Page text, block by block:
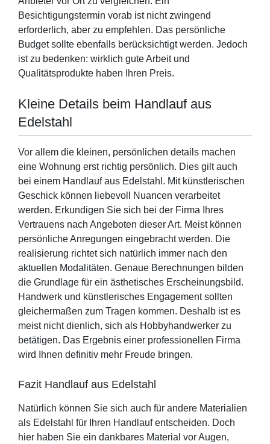
Besichtigungstermin vorab ist nicht zwingend
erforderlich, aber zu empfehlen. Das persönliche
Budget sollte ebenfalls berücksichtigt werden. Jedoch
ist zu bedenken: wirklich gute Arbeit und
Qualitätsprodukte haben Ihren Preis.
Kleine Details beim Handlauf aus
Edelstahl
Vor allem die kleinen, persönlichen details machen
eine Wohnung erst richtig persönlich. Dies gilt auch
bei einem Handlauf aus Edelstahl. Mit künstlerischen
Geschick können liebevoll Nuancen verarbeitet
werden. Erkundigen Sie sich bei der Firma Ihres
Vertrauens nach Angeboten dieser Art. Meist können
persönliche Anregungen eingebracht werden. Die
realisierung richtet sich natürlich immer nach den
aktuellen Modalitäten. Genaue Berechnungen bilden
die Grundlage für ein ästhetisches Erscheinungsbild.
Handwerk und künstlerisches Engagement sollten
gleichermaßen zum Tragen kommen. Deshalb ist es
meist nicht dienlich, sich als Hobbyhandwerker zu
betätigen. Das Ergebnis einer professionellen Firma
wird Ihnen definitiv mehr Freude bringen.
Fazit Handlauf aus Edelstahl
Natürlich können Sie sich auch für andere Materialien
als Edelstahl für Ihren Handlauf entscheiden. Doch
hier haben Sie ein dankbares Material vor Augen,